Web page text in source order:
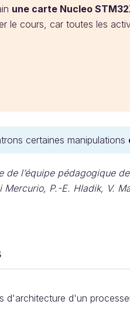
une carte Nucleo
le cours, car toutes les
certaines manipulations
de l’équipe pédagogique
P.-E. Hladik, V.
d'architecture d'un